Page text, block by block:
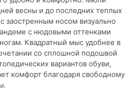
весны и до последних теплых
заостренным носом визуально
с нюдовыми оттенками
Квадратный мыс удобнее в
со сплошной подошвой
вариантов обуви,
комфорт благодаря свободному